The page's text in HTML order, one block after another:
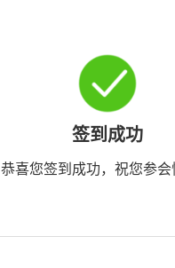
签到成功
恭喜您签到成功，祝您参会